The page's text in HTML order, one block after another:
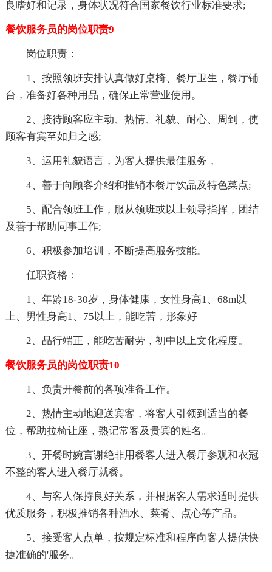
良嗜好和记录，身体状况符合国家餐饮行业标准要求;
餐饮服务员的岗位职责9
岗位职责：
1、按照领班安排认真做好桌椅、餐厅卫生，餐厅铺
台，准备好各种用品，确保正常营业使用。
2、接待顾客应主动、热情、礼貌、耐心、周到，使
顾客有宾至如归之感;
3、运用礼貌语言，为客人提供最佳服务，
4、善于向顾客介绍和推销本餐厅饮品及特色菜点;
5、配合领班工作，服从领班或以上领导指挥，团结
及善于帮助同事工作;
6、积极参加培训，不断提高服务技能。
任职资格：
1、年龄18-30岁，身体健康，女性身高1、68m以
上、男性身高1、75以上，能吃苦，形象好
2、品行端正，能吃苦耐劳，初中以上文化程度。
餐饮服务员的岗位职责10
1、负责开餐前的各项准备工作。
2、热情主动地迎送宾客，将客人引领到适当的餐
位，帮助拉椅让座，熟记常客及贵宾的姓名。
3、开餐时婉言谢绝非用餐客人进入餐厅参观和衣冠
不整的客人进入餐厅就餐。
4、与客人保持良好关系，并根据客人需求适时提供
优质服务，积极推销各种酒水、菜肴、点心等产品。
5、接受客人点单，按规定标准和程序向客人提供快
捷准确的'服务。